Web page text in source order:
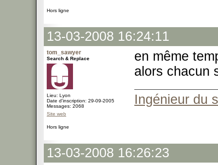
Hors ligne
13-03-2008 16:24:11
tom_sawyer
Search & Replace
Lieu: Lyon
Date d'inscription: 29-09-2005
Messages: 2068
Site web
en même
alors chacun
Ingénieur du
Hors ligne
13-03-2008 16:26:23